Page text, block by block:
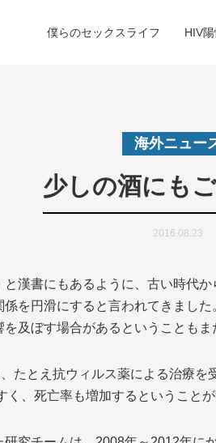
僕らのセックスライフ HIV
海外ニュー
少しの酒にも
2016.08.23
と漢書にもあるように、古い時代か
を円滑にすると言われてきました
及ぼす場合があるということもま
たとえ抗ウィルス薬による治療
、死亡率も増加するということが